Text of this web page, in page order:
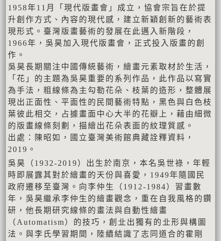
1958年11月「現代版畫會」成立，協會宗旨在於提
升創作方式、內容的現代感，建立新穎創新的藝術表
現形式。臺灣版畫藝術的發展在此邁入新階段，
1966年，吳昊加入現代版畫會，正式投入版畫的創
作。
吳昊長期關注中國傳統藝術，繪畫元素取材於生活，
「花」的主題為吳昊重要的系列作品，此作品以寫實
為手法，粗線條為主勾勒花朵、枝葉的造形，整體展
現出正面性、平面性的民間藝術特點，黑色與白色枝
葉彼此相交，占據畫面中心大半的花瓣上，藉由細微
的版畫線條刻劃，描繪出花朵表面的紋理質感。
出處：陳昭如，國立臺灣美術館典藏詮釋資料，
2019。
吳昊（1932-2019）出生於南京，本名吳世祿，年輕
時即展露其對於繪畫的天份與喜愛，1949年隨國民
政府遷移至臺灣。向李仲生（1912-1984）習畫數
年，吳昊繼承李仲生的繪畫觀念，重在自我風格的鑽
研，他長期研究線條的畫法與自動性繪畫
（Automatism）的技巧，創㐀出獨有的㐀形與構圖
法。與李氏學習期間，陸續結識了志同道合的霍剛